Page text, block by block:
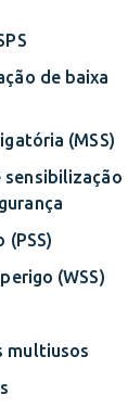
de baixa
(MSS)
sensibilização
(PSS)
(WSS)
multiusos